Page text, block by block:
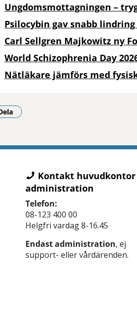
Ungdomsmottagningen –
Psilocybin gav snabb
Carl Sellgren Majkowitz ny
World Schizophrenia Day
Nätläkare jämförs med
- Klicka för att öppna
Kontakt huvudkontor
administration
Telefon:
08-123 400 00
Helgfri vardag 8-16.45
Endast administration, ej
support- eller vårdärenden.